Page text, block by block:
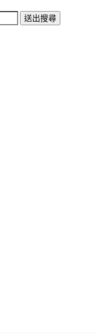
送出搜尋